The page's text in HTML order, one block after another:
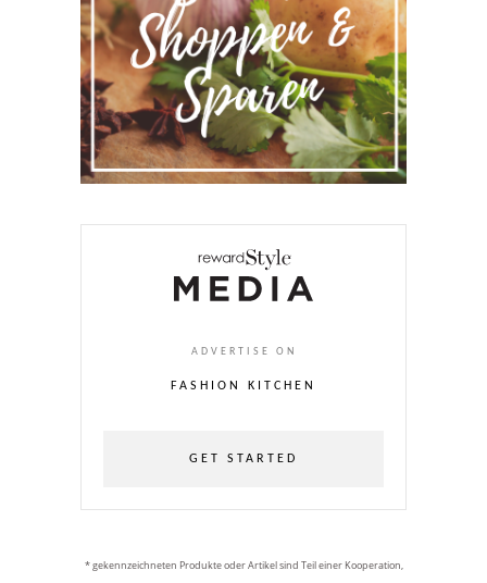
ADVERTISE ON
FASHION KITCHEN
GET STARTED
* gekennzeichneten Produkte oder Artikel sind Teil einer Kooperation,